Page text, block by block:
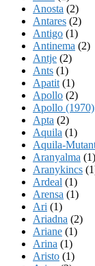
Anosta (2)
Antares (2)
Antigo (1)
Antinema (2)
Antje (2)
Ants (1)
Apatit (1)
Apollo (2)
Apollo (1970)
Apta (2)
Aquila (1)
Aquila-
Aranyalma (1)
Aranykincs
Ardeal (1)
Arensa (1)
Ari (1)
Ariadna (2)
Ariane (1)
Arina (1)
Aristo (1)